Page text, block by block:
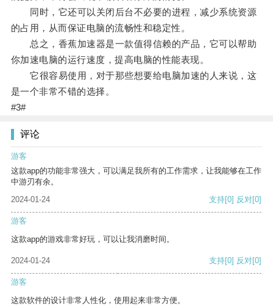
同时，它还可以关闭后台不必要的进程，减少系统资源
的占用，从而保证电脑的流畅性和稳定性。
总之，香蕉加速器是一款值得信赖的产品，它可以帮助
你加速电脑的运行速度，提高电脑的性能表现。
它很容易使用，对于那些想要给电脑加速的人来说，这
是一个非常不错的选择。
#3#
评论
游客
这款app的功能非常强大，可以满足我所有的工作需求，让我能够在工作
中游刃有余。
2024-01-24
支持[0] 反对[0]
游客
这款app的游戏非常好玩，可以让我消磨时间。
2024-01-24 支持[0] 反对[0]
游客
这款软件的设计非常人性化，使用起来非常方便。